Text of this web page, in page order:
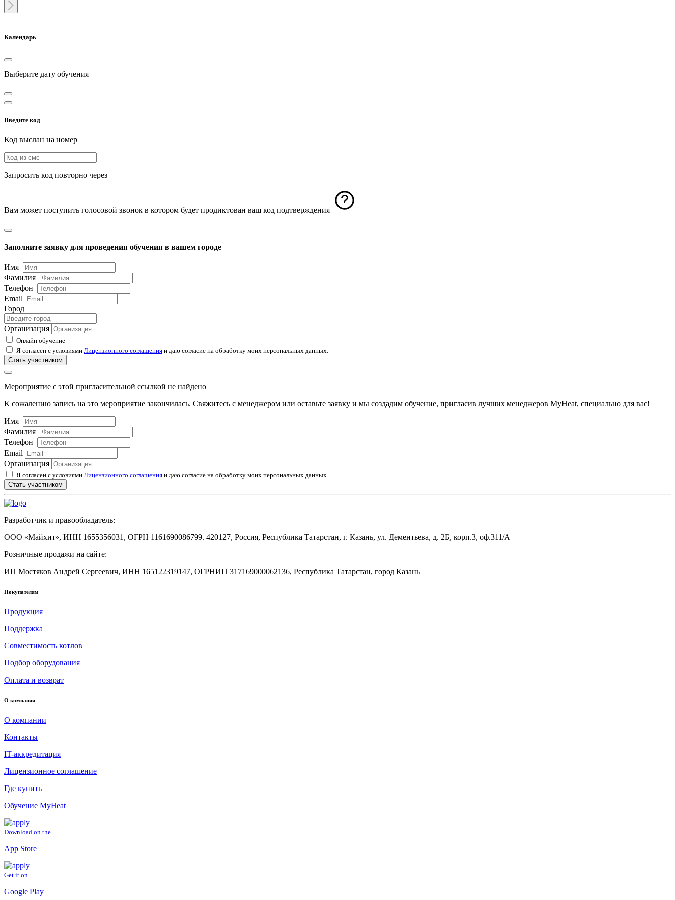
Календарь
Выберите дату обучения
Введите код
Код выслан на номер
Запросить код повторно через
Вам может поступить голосовой звонок в котором будет продиктован ваш код подтверждения
Заполните заявку для проведения обучения в вашем городе
Имя
Фамилия
Телефон
Email
Город
Организация
Онлайн обучение
Я согласен с условиями Лицензионного соглашения и даю согласие на обработку моих персональных данных.
Стать участником
Мероприятие с этой пригласительной ссылкой не найдено
К сожалению запись на это мероприятие закончилась. Свяжитесь с менеджером или оставьте заявку и мы создадим обучение, пригласив лучших менеджеров MyHeat, специально для вас!
Имя
Фамилия
Телефон
Email
Организация
Я согласен с условиями Лицензионного соглашения и даю согласие на обработку моих персональных данных.
Стать участником
Разработчик и правообладатель:
ООО «Майхит», ИНН 1655356031, ОГРН 1161690086799. 420127, Россия, Республика Татарстан, г. Казань, ул. Дементьева, д. 2Б, корп.3, оф.311/А
Розничные продажи на сайте:
ИП Мостяков Андрей Сергеевич, ИНН 165122319147, ОГРНИП 317169000062136, Республика Татарстан, город Казань
Покупателям
Продукция
Поддержка
Совместимость котлов
Подбор оборудования
Оплата и возврат
О компании
О компании
Контакты
IT-аккредитация
Лицензионное соглашение
Где купить
Обучение MyHeat
Download on the
App Store
Get it on
Google Play